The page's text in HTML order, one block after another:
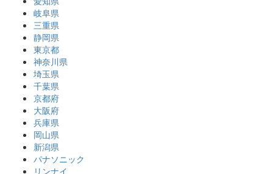
岐阜県
三重県
静岡県
東京都
神奈川県
埼玉県
千葉県
京都府
大阪府
兵庫県
岡山県
新潟県
パナソニック
リンナイ